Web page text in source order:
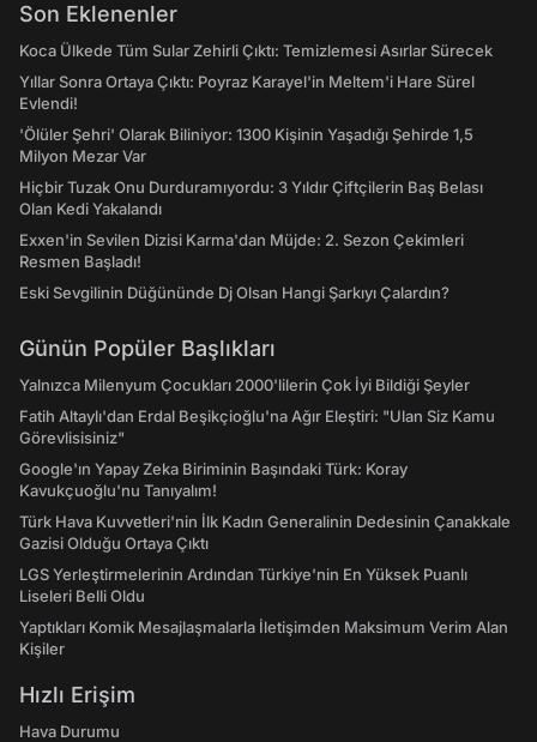
Son Eklenenler
Koca Ülkede Tüm Sular Zehirli Çıktı: Temizlemesi Asırlar Sürecek
Yıllar Sonra Ortaya Çıktı: Poyraz Karayel'in Meltem'i Hare Sürel
Evlendi!
'Ölüler Şehri' Olarak Biliniyor: 1300 Kişinin Yaşadığı Şehirde 1,5
Milyon Mezar Var
Hiçbir Tuzak Onu Durduramıyordu: 3 Yıldır Çiftçilerin Baş Belası
Olan Kedi Yakalandı
Exxen'in Sevilen Dizisi Karma'dan Müjde: 2. Sezon Çekimleri
Resmen Başladı!
Eski Sevgilinin Düğününde Dj Olsan Hangi Şarkıyı Çalardın?
Günün Popüler Başlıkları
Yalnızca Milenyum Çocukları 2000'lilerin Çok İyi Bildiği Şeyler
Fatih Altaylı'dan Erdal Beşikçioğlu'na Ağır Eleştiri: "Ulan Siz Kamu
Görevlisisiniz"
Google'ın Yapay Zeka Biriminin Başındaki Türk: Koray
Kavukçuoğlu'nu Tanıyalım!
Türk Hava Kuvvetleri'nin İlk Kadın Generalinin Dedesinin Çanakkale
Gazisi Olduğu Ortaya Çıktı
LGS Yerleştirmelerinin Ardından Türkiye'nin En Yüksek Puanlı
Liseleri Belli Oldu
Yaptıkları Komik Mesajlaşmalarla İletişimden Maksimum Verim Alan
Kişiler
Hızlı Erişim
Hava Durumu